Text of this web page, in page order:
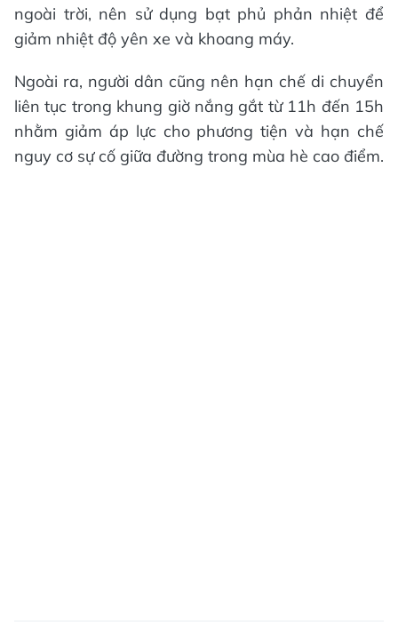
ngoài trời, nên sử dụng bạt phủ phản nhiệt để
giảm nhiệt độ yên xe và khoang máy.
Ngoài ra, người dân cũng nên hạn chế di chuyển
liên tục trong khung giờ nắng gắt từ 11h đến 15h
nhằm giảm áp lực cho phương tiện và hạn chế
nguy cơ sự cố giữa đường trong mùa hè cao điểm.